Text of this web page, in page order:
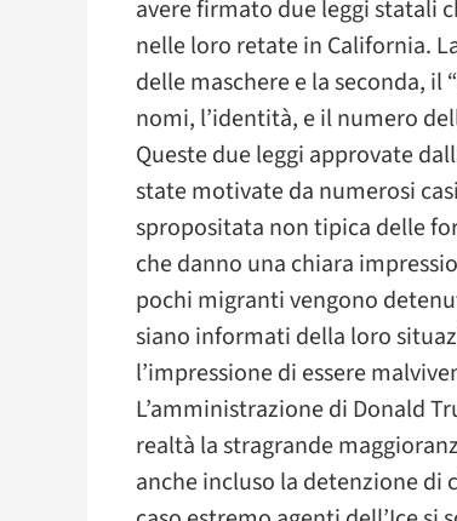
avere firmato due leggi statali
nelle loro retate in California.
delle maschere e la seconda,
nomi, l’identità, e il numero
Queste due leggi approvate
state motivate da numerosi
spropositata non tipica delle
che danno una chiara
pochi migranti vengono
siano informati della loro
l’impressione di essere
L’amministrazione di Donald
realtà la stragrande
anche incluso la detenzione